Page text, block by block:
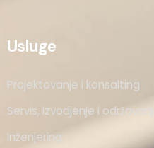
Usluge
Projektovanje i konsalting
Servis, izvodjenje i održavanje
Inženjering